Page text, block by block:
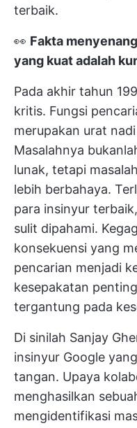
terbaik.
👀 Fakta
yang kuat adalah
Pada akhir tahun
kritis. Fungsi
merupakan urat
Masalahnya
lunak, tetapi
lebih berbahaya.
para insinyur
sulit dipahami.
konsekuensi yang
pencarian menjadi
kesepakatan
tergantung pada
Di sinilah Sanjay
insinyur Google
tangan. Upaya
menghasilkan
mengidentifikasi